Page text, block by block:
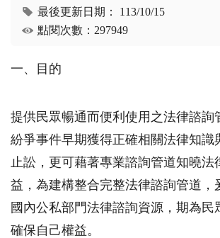
最後更新日期： 113/10/15
點閱次數：297949
一、目的
提供民眾暢通而便利使用之法律諮詢
紛爭事件早期獲得正確相關法律知識
止訟，更可藉著專業諮詢管道知曉法
益，為建構整合完整法律諮詢管道，
國內公私部門法律諮詢資源，期為民
確保自己權益。